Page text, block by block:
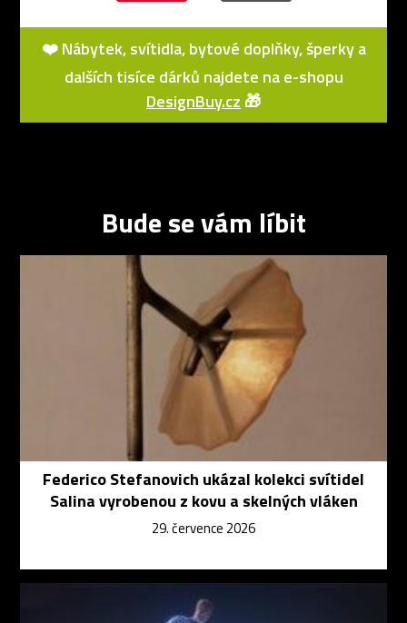
❤️ Nábytek, svítidla, bytové doplňky, šperky a
dalších tisíce dárků najdete na e-shopu
DesignBuy.cz 🎁
Bude se vám líbit
Federico Stefanovich ukázal kolekci svítidel
Salina vyrobenou z kovu a skelných vláken
29. července 2026